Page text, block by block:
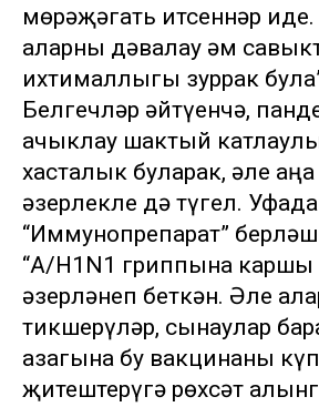
мөрәҗәгать итсеннәр
аларны дәвалау һәм
ихтималлыгы зуррак
Белгечләр әйтүенчә,
ачыклау шактый
хасталык буларак, әле
әзерлекле дә түгел.
“Иммунопрепарат”
“А/H1N1 гриппына каршы
әзерләнеп беткән. Әле
тикшерүләр, сынаулар
азагына бу вакцинаны
җитештерүгә рөхсәт